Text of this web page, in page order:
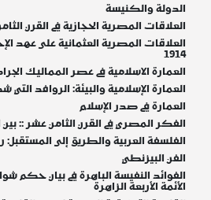
الدولة والكنيسة
العلاقات المصرية الحجازية في القرن
1914
العمارة الاسلامية فى عصر المماليك
العمارة الإسلامية والبيئة: الروافد
العمارة في صدر الإسلام
الفكر المصري في القرن الثامن عشر ::
الفلسفة العربية والطريق إلى المستقبل:
الفن البيزنطي
الفوائد النفيسة الباهرة في بيان حكم
الأئمة الأربعة الزاهرة